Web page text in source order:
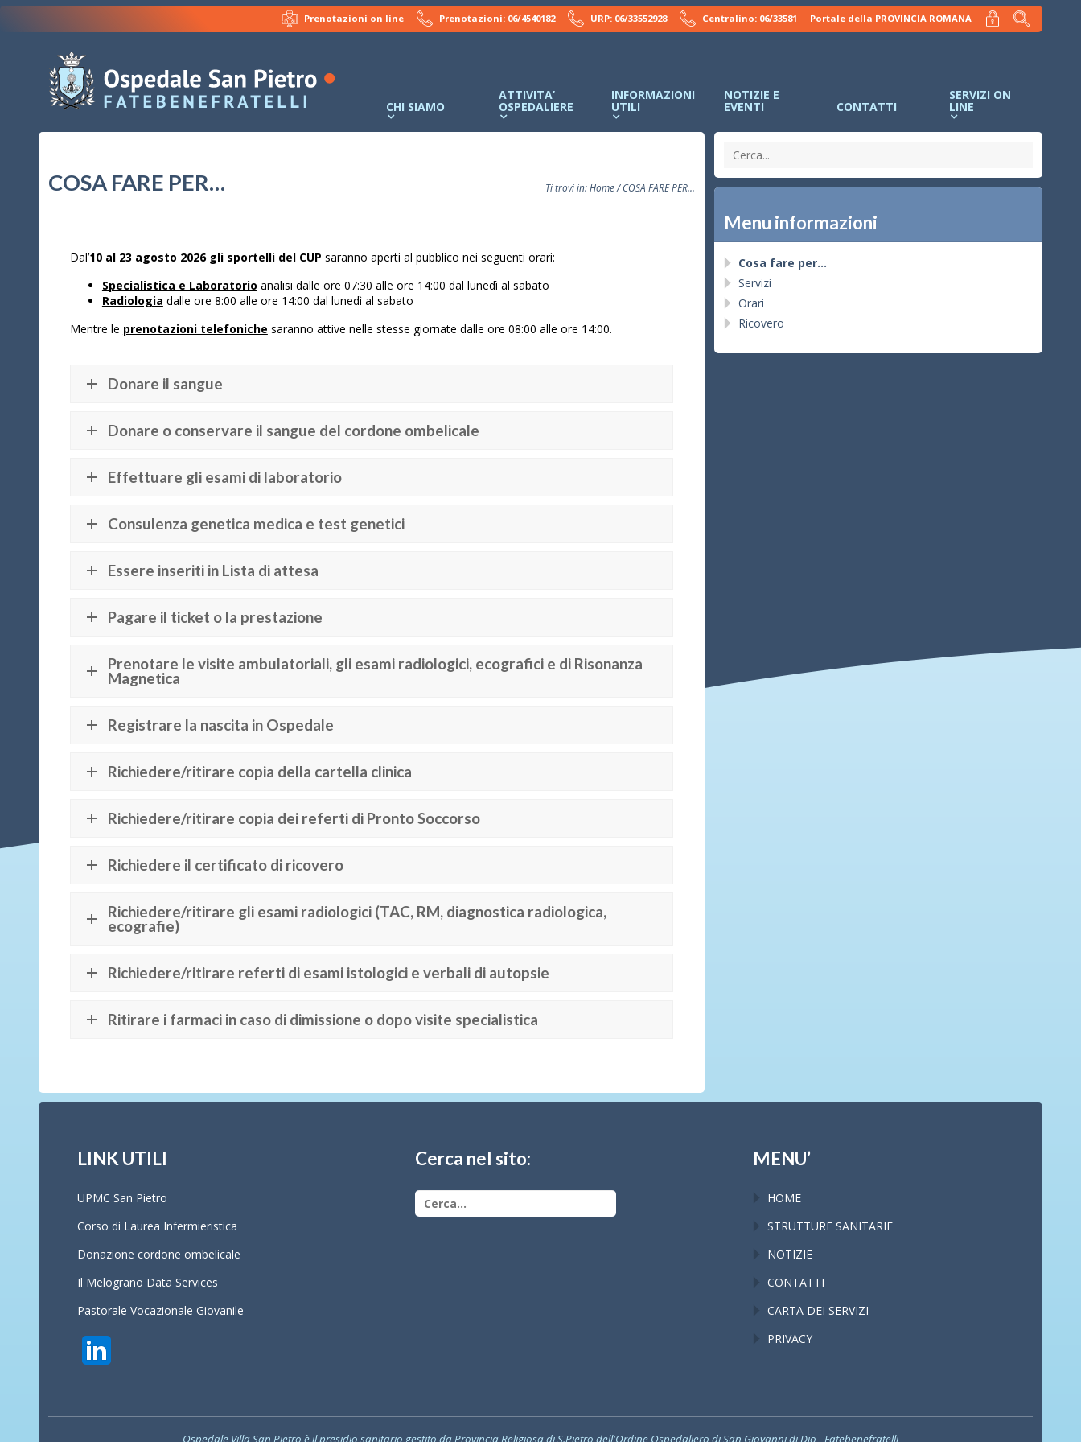
Prenotazioni on line Prenotazioni: 06/4540182 URP: 06/33552928 Centralino: 06/33581 Portale della PROVINCIA ROMANA
CHI SIAMO
ATTIVITA’
OSPEDALIERE
INFORMAZIONI
UTILI
NOTIZIE E
EVENTI CONTATTI
SERVIZI ON
LINE
COSA FARE PER… Ti trovi in:Home/ COSA FARE PER...
Dal’10 al 23 agosto 2026gli sportelli del CUP saranno aperti al pubblico nei seguenti orari:
Specialistica e Laboratorio analisi dalle ore 07:30 alle ore 14:00 dal lunedì al sabato
Radiologia dalle ore 8:00 alle ore 14:00 dal lunedì al sabato
Mentre le prenotazioni telefoniche saranno attive nelle stesse giornate dalle ore 08:00 alle ore 14:00.
Donare il sangue
Donare o conservare il sangue del cordone ombelicale
Effettuare gli esami di laboratorio
Consulenza genetica medica e test genetici
Essere inseriti in Lista di attesa
Pagare il ticket o la prestazione
Prenotare le visite ambulatoriali, gli esami radiologici, ecografici e di Risonanza
Magnetica
Registrare la nascita in Ospedale
Richiedere/ritirare copia della cartella clinica
Richiedere/ritirare copia dei referti di Pronto Soccorso
Richiedere il certificato di ricovero
Richiedere/ritirare gli esami radiologici (TAC, RM, diagnostica radiologica,
ecografie)
Richiedere/ritirare referti di esami istologici e verbali di autopsie
Ritirare i farmaci in caso di dimissione o dopo visite specialistica
Menu informazioni
Cosa fare per…
Servizi
Orari
Ricovero
LINK UTILI
UPMC San Pietro
Corso di Laurea Infermieristica
Donazione cordone ombelicale
Il Melograno Data Services
Pastorale Vocazionale Giovanile
Cerca nel sito: MENU’
HOME
STRUTTURE SANITARIE
NOTIZIE
CONTATTI
CARTA DEI SERVIZI
PRIVACY
Ospedale Villa San Pietro è il presidio sanitario gestito da Provincia Religiosa di S.Pietro dell'Ordine Ospedaliero di San Giovanni di Dio - Fatebenefratelli